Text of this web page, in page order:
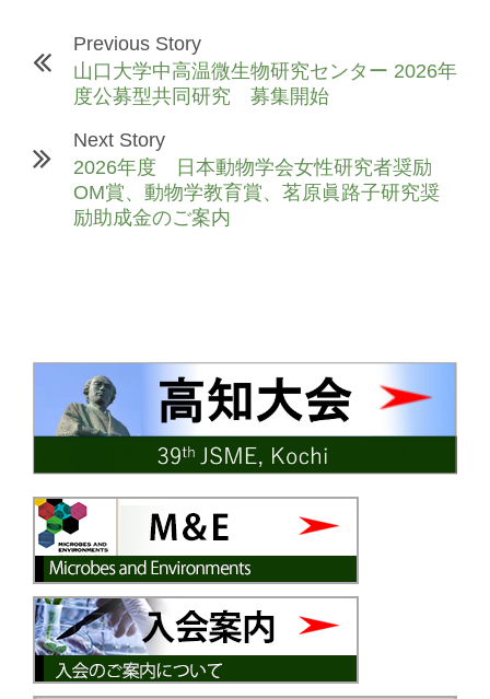
Previous Story
山口大学中高温微生物研究センター 2026年
度公募型共同研究 募集開始
Next Story
2026年度 日本動物学会女性研究者奨励
OM賞、動物学教育賞、茗原眞路子研究奨
励助成金のご案内